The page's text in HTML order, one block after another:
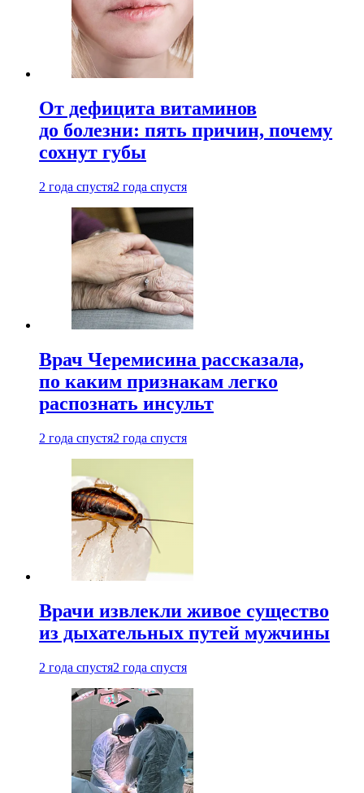
От дефицита витаминов
до болезни: пять причин, почему
сохнут губы
2 года спустя2 года спустя
Врач Черемисина рассказала,
по каким признакам легко
распознать инсульт
2 года спустя2 года спустя
Врачи извлекли живое существо
из дыхательных путей мужчины
2 года спустя2 года спустя